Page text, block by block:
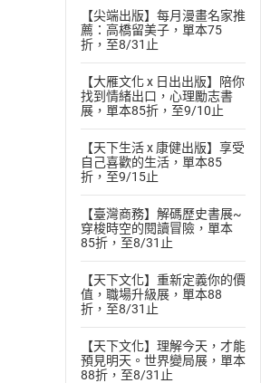
【尖端出版】每月漫畫名家推
薦：高橋留美子，單本75
折，至8/31止
【大雁文化 x 日出出版】陪你
找到情緒出口，心理勵志書
展，單本85折，至9/10止
【天下生活 x 康健出版】享受
自己喜歡的生活，單本85
折，至9/15止
【臺灣商務】解碼歷史書展~
穿梭時空的閱讀冒險，單本
85折，至8/31止
【天下文化】重新定義你的價
值，職場升級展，單本88
折，至8/31止
【天下文化】理解今天，才能
預見明天。世界變局展，單本
88折，至8/31止